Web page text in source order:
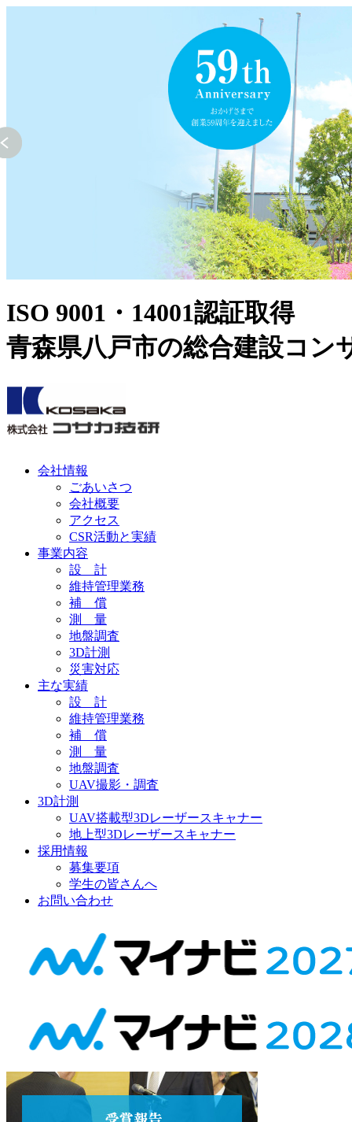
ISO 9001・14001認証取得
青森県八戸市の総合建設コン
会社情報
ごあいさつ
会社概要
アクセス
CSR活動と実績
事業内容
設 計
維持管理業務
補 償
測 量
地盤調査
3D計測
災害対応
主な実績
設 計
維持管理業務
補 償
測 量
地盤調査
UAV撮影・調査
3D計測
UAV搭載型3Dレーザースキャナー
地上型3Dレーザースキャナー
採用情報
募集要項
学生の皆さんへ
お問い合わせ